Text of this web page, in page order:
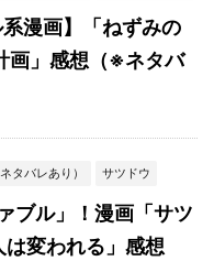
系漫画】「ねずみの
画」感想（※ネタバ
タバレあり） サツドウ
ブル」！漫画「サツ
は変われる」感想